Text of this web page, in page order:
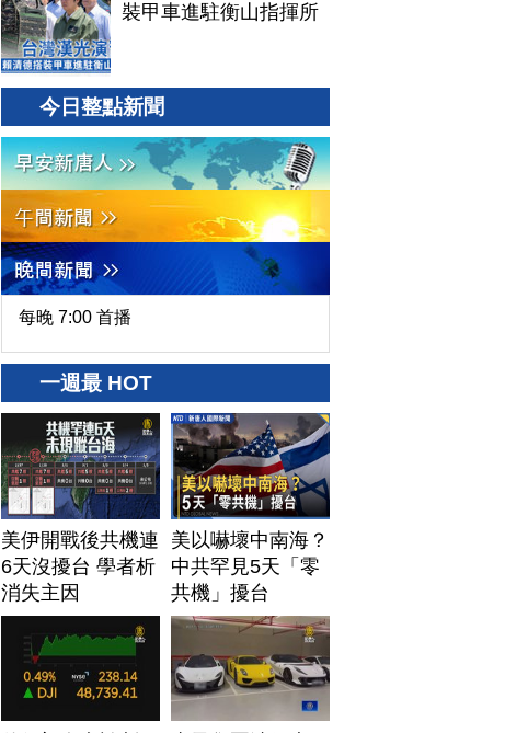
裝甲車進駐衡山指揮所
今日整點新聞
每晚 7:00 首播
一週最 HOT
美伊開戰後共機連
6天沒擾台 學者析
消失主因
美以嚇壞中南海？
中共罕見5天「零
共機」擾台